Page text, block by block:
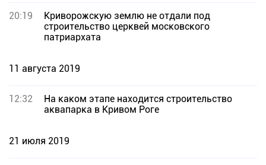
20:19
Криворожскую землю не отдали под
строительство церквей московского
патриархата
11 августа 2019
12:32
На каком этапе находится строительство
аквапарка в Кривом Роге
21 июля 2019